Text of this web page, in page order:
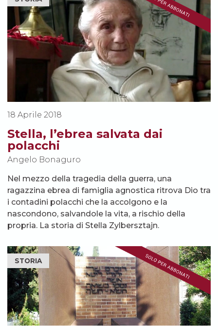
18 Aprile 2018
Stella, l’ebrea salvata dai
polacchi
Angelo Bonaguro
Nel mezzo della tragedia della guerra, una
ragazzina ebrea di famiglia agnostica ritrova Dio tra
i contadini polacchi che la accolgono e la
nascondono, salvandole la vita, a rischio della
propria. La storia di Stella Zylbersztajn.
STORIA